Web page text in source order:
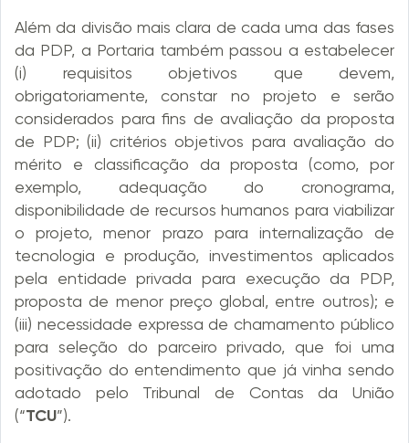
Além da divisão mais clara de cada uma das fases
da PDP, a Portaria também passou a estabelecer
(i) requisitos objetivos que devem,
obrigatoriamente, constar no projeto e serão
considerados para fins de avaliação da proposta
de PDP; (ii) critérios objetivos para avaliação do
mérito e classificação da proposta (como, por
exemplo, adequação do cronograma,
disponibilidade de recursos humanos para viabilizar
o projeto, menor prazo para internalização de
tecnologia e produção, investimentos aplicados
pela entidade privada para execução da PDP,
proposta de menor preço global, entre outros); e
(iii) necessidade expressa de chamamento público
para seleção do parceiro privado, que foi uma
positivação do entendimento que já vinha sendo
adotado pelo Tribunal de Contas da União
(“TCU”).